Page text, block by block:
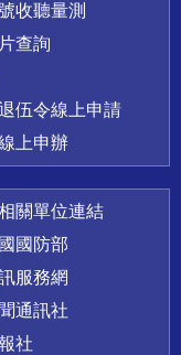
收聽量測
查詢
伍令線上申請
上申辦
關單位連結
國防部
服務網
通訊社
社